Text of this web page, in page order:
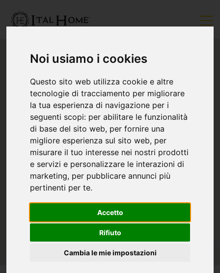
Noi usiamo i cookies
Questo sito web utilizza cookie e altre
tecnologie di tracciamento per migliorare
la tua esperienza di navigazione per i
seguenti scopi: per abilitare le funzionalità
di base del sito web, per fornire una
migliore esperienza sul sito web, per
misurare il tuo interesse nei nostri prodotti
e servizi e personalizzare le interazioni di
marketing, per pubblicare annunci più
pertinenti per te.
Accetto
Rifiuto
Cambia le mie impostazioni